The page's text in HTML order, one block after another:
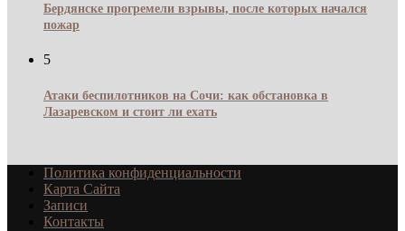
Бердянске прогремели взрывы, после которых начался
пожар
5
Атаки беспилотников на Сочи: как обстановка в
Лазаревском и стоит ли ехать
Политика конфиденциальности
Карта Сайта
Записи
Контакты